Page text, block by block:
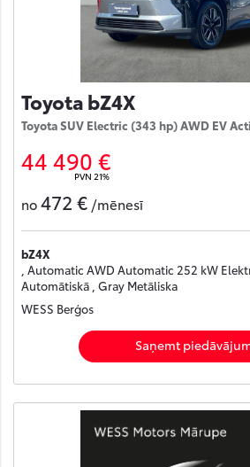
Toyota bZ4X
Toyota SUV Electric (343 hp) AWD EV
44 490 €
PVN 21%
no472 € /mēnesī
bZ4X
, Automatic AWD Automatic 252 kW
Automātiskā , Gray Metāliska
WESS Berģos
Saņemt